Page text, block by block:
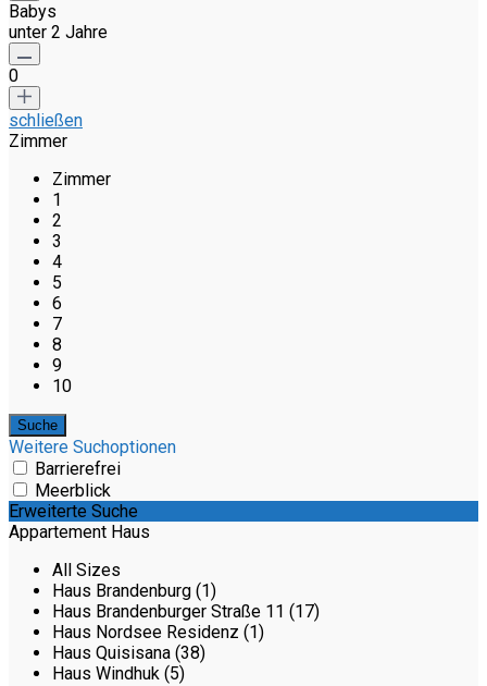
Babys
unter 2 Jahre
0
schließen
Zimmer
Zimmer
1
2
3
4
5
6
7
8
9
10
Weitere Suchoptionen
Barrierefrei
Meerblick
Erweiterte Suche
Appartement Haus
All Sizes
Haus Brandenburg (1)
Haus Brandenburger Straße 11 (17)
Haus Nordsee Residenz (1)
Haus Quisisana (38)
Haus Windhuk (5)